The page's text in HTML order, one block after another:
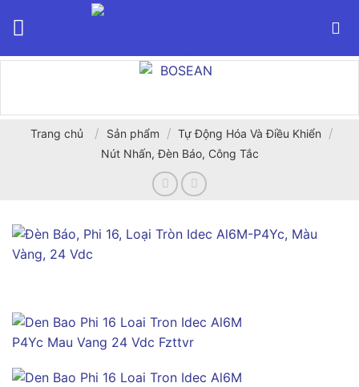
Trang chủ / Sản phẩm / Tự Động Hóa Và Điều Khiển /
Nút Nhấn, Đèn Báo, Công Tắc